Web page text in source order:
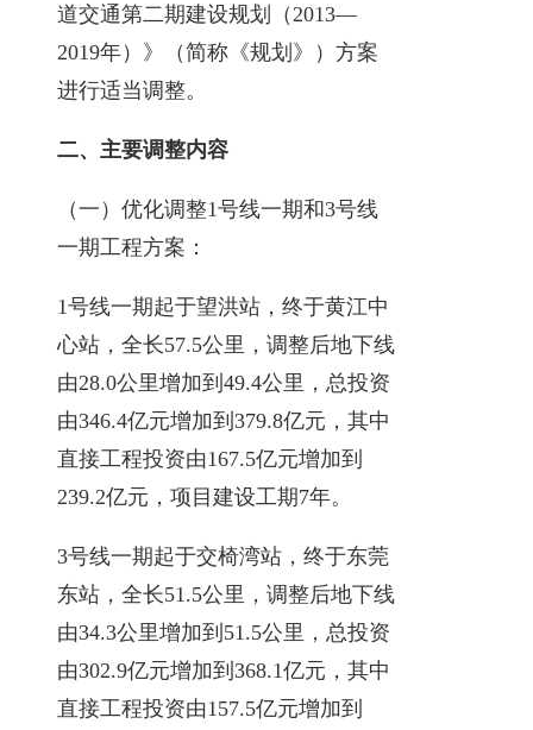
道交通第二期建设规划（2013—
2019年）》（简称《规划》）方案
进行适当调整。
二、主要调整内容
（一）优化调整1号线一期和3号线
一期工程方案：
1号线一期起于望洪站，终于黄江中
心站，全长57.5公里，调整后地下线
由28.0公里增加到49.4公里，总投资
由346.4亿元增加到379.8亿元，其中
直接工程投资由167.5亿元增加到
239.2亿元，项目建设工期7年。
3号线一期起于交椅湾站，终于东莞
东站，全长51.5公里，调整后地下线
由34.3公里增加到51.5公里，总投资
由302.9亿元增加到368.1亿元，其中
直接工程投资由157.5亿元增加到